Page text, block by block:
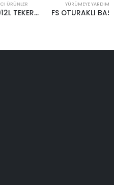
YÜRÜMEYE YARDIMCI ÜRÜNLER
FS OTURAKLI BASTON FS 9111